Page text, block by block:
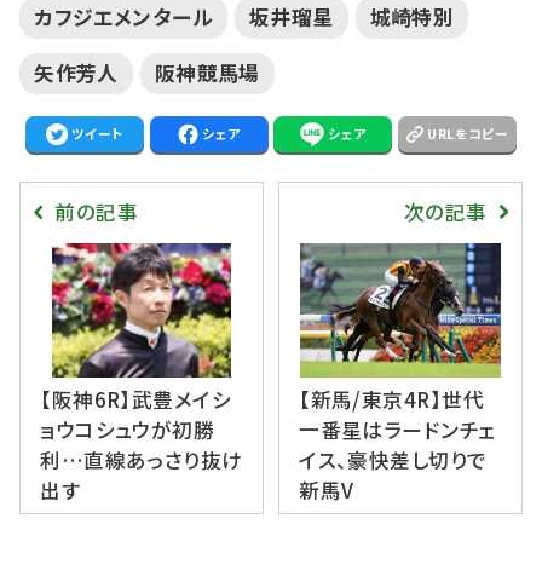
カフジエメンタール 坂井瑠星
城崎特別
矢作芳人
阪神競馬場
ツイート シェア シェア URLをコピー
前の記事
【阪神6R】武豊メイシ
ョウコシュウが初勝
利…直線あっさり抜け
出す
次の記事
【新馬/東京4R】世代
一番星はラードンチェ
イス、豪快差し切りで
新馬V